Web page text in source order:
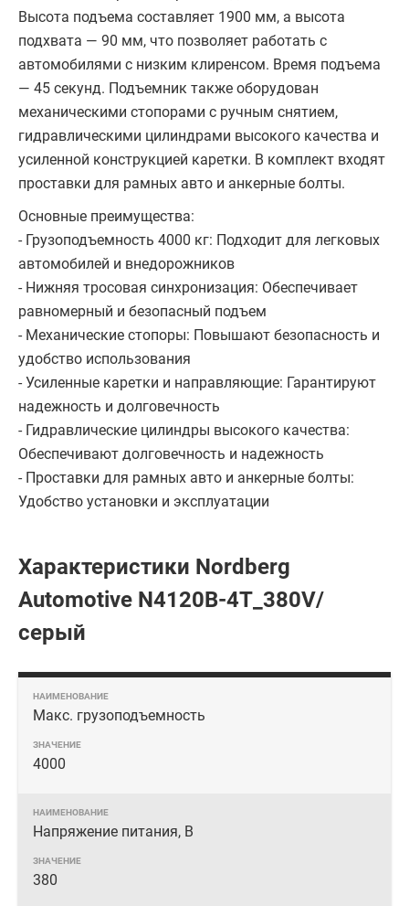
Высота подъема составляет 1900 мм, а высота
подхвата — 90 мм, что позволяет работать с
автомобилями с низким клиренсом. Время подъема
— 45 секунд. Подъемник также оборудован
механическими стопорами с ручным снятием,
гидравлическими цилиндрами высокого качества и
усиленной конструкцией каретки. В комплект входят
проставки для рамных авто и анкерные болты.
Основные преимущества:
- Грузоподъемность 4000 кг: Подходит для легковых
автомобилей и внедорожников
- Нижняя тросовая синхронизация: Обеспечивает
равномерный и безопасный подъем
- Механические стопоры: Повышают безопасность и
удобство использования
- Усиленные каретки и направляющие: Гарантируют
надежность и долговечность
- Гидравлические цилиндры высокого качества:
Обеспечивают долговечность и надежность
- Проставки для рамных авто и анкерные болты:
Удобство установки и эксплуатации
Характеристики Nordberg
Automotive N4120B-4T_380V/
серый
Макс. грузоподъемность
4000
Напряжение питания, В
380